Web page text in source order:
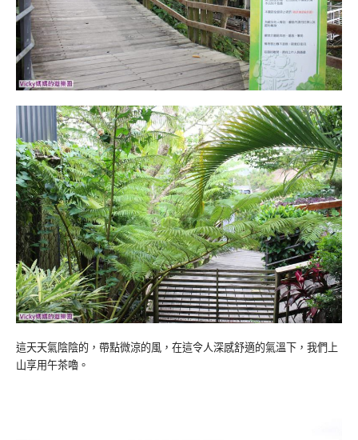
這天天氣陰陰的，帶點微涼的風，在這令人深感舒適的氣溫下，我們上
山享用午茶嚕。